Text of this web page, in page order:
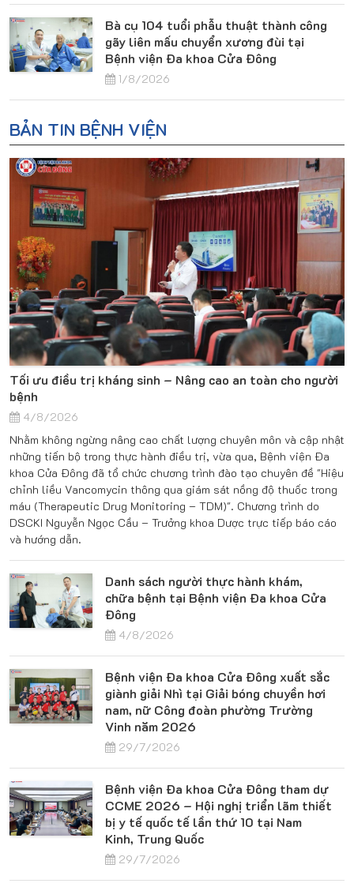
Bà cụ 104 tuổi phẫu thuật thành công
gãy liên mấu chuyển xương đùi tại
Bệnh viện Đa khoa Cửa Đông
1/8/2026
BẢN TIN BỆNH VIỆN
Tối ưu điều trị kháng sinh – Nâng cao an toàn cho người
bệnh
4/8/2026
Nhằm không ngừng nâng cao chất lượng chuyên môn và cập nhật
những tiến bộ trong thực hành điều trị, vừa qua, Bệnh viện Đa
khoa Cửa Đông đã tổ chức chương trình đào tạo chuyên đề "Hiệu
chỉnh liều Vancomycin thông qua giám sát nồng độ thuốc trong
máu (Therapeutic Drug Monitoring – TDM)". Chương trình do
DSCKI Nguyễn Ngọc Cầu – Trưởng khoa Dược trực tiếp báo cáo
và hướng dẫn.
Danh sách người thực hành khám,
chữa bệnh tại Bệnh viện Đa khoa Cửa
Đông
4/8/2026
Bệnh viện Đa khoa Cửa Đông xuất sắc
giành giải Nhì tại Giải bóng chuyền hơi
nam, nữ Công đoàn phường Trường
Vinh năm 2026
29/7/2026
Bệnh viện Đa khoa Cửa Đông tham dự
CCME 2026 – Hội nghị triển lãm thiết
bị y tế quốc tế lần thứ 10 tại Nam
Kinh, Trung Quốc
29/7/2026